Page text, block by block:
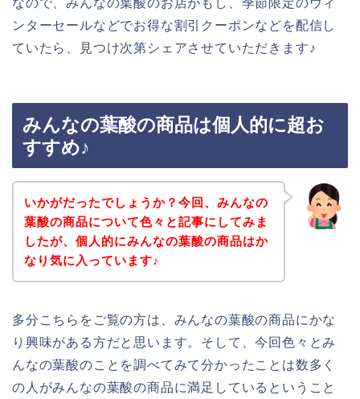
ンターセールなどでお得な割引クーポンなどを配信し
ていたら、見つけ次第シェアさせていただきます♪
みんなの葉酸の商品は個人的に超お
すすめ♪
いかがだったでしょうか？今回、みんなの
葉酸の商品について色々と記事にしてみま
したが、個人的にみんなの葉酸の商品はか
なり気に入っています♪
多分こちらをご覧の方は、みんなの葉酸の商品にかな
り興味がある方だと思います。そして、今回色々とみ
んなの葉酸のことを調べてみて分かったことは数多く
の人がみんなの葉酸の商品に満足しているということ